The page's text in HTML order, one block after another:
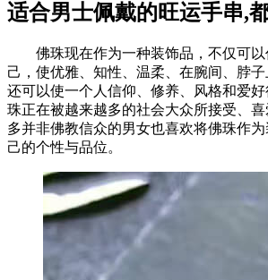
适合男士佩戴的旺运手串,
佛珠现在作为一种装饰品，不仅可以
己，使优雅、知性、温柔、在腕间、脖
还可以使一个人信仰、修养、风格和爱
珠正在被越来越多的社会大众所接受、
多并非佛教信众的男女也喜欢将佛珠作
己的个性与品位。